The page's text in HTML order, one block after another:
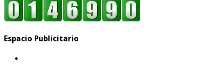
Espacio Publicitario